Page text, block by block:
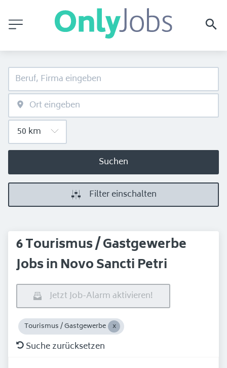
Suchen
Filter einschalten
6 Tourismus / Gastgewerbe
Jobs in Novo Sancti Petri
Jetzt Job-Alarm aktivieren!
Tourismus / Gastgewerbe
Suche zurücksetzen